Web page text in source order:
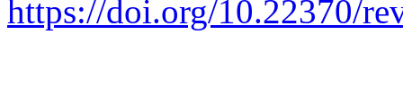
https://doi.org/10.22370/